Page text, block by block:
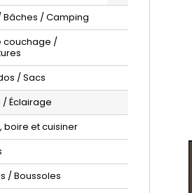
Bâches / Camping
couchage /
/ Sacs
/ Éclairage
boire et cuisiner
/ Boussoles